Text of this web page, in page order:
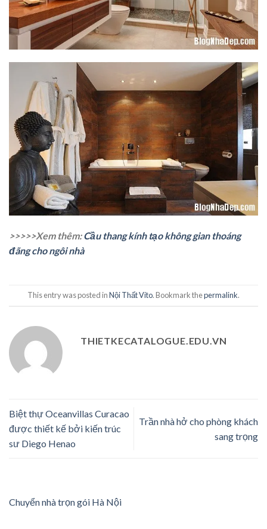
>>>>>Xem thêm:Cầu thang kính tạo không gian thoáng
đãng cho ngôi nhà
This entry was posted inNội Thất Vito. Bookmark thepermalink.
THIETKECATALOGUE.EDU.VN
Biệt thự Oceanvillas Curacao
được thiết kế bởi kiến trúc
sư Diego Henao
Trần nhà hở cho phòng khách
sang trọng
Chuyển nhà trọn gói Hà Nội